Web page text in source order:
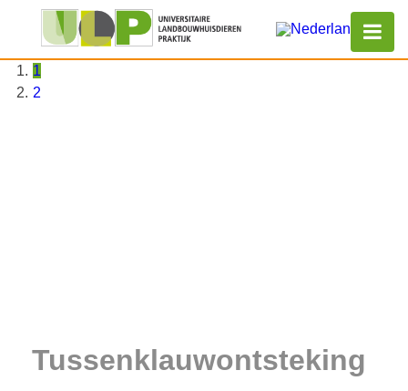
1
2
Tussenklauwontsteking